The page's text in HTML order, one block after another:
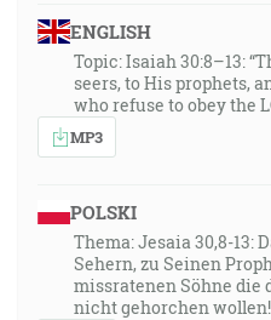
ENGLISH
Topic: Isaiah 30:8–13:
seers, to His prophets,
who refuse to obey the
MP3
POLSKI
Thema: Jesaia 30,8-13:
Sehern, zu Seinen
missratenen Söhne die
nicht gehorchen wollen!